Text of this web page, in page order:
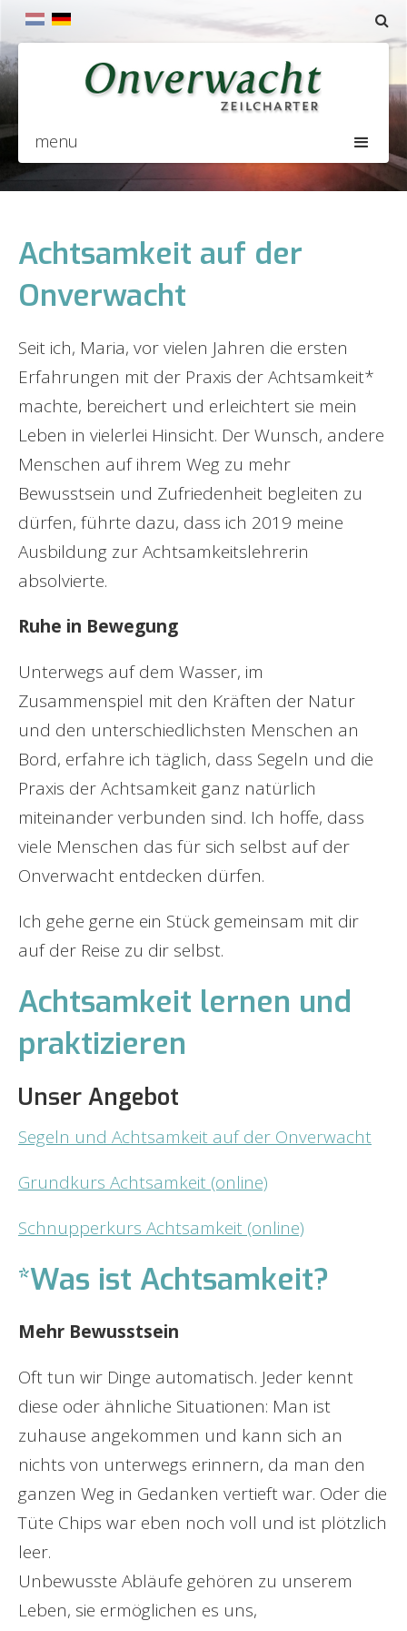
menu
Achtsamkeit auf der
Onverwacht
Seit ich, Maria, vor vielen Jahren die ersten
Erfahrungen mit der Praxis der Achtsamkeit*
machte, bereichert und erleichtert sie mein
Leben in vielerlei Hinsicht. Der Wunsch, andere
Menschen auf ihrem Weg zu mehr
Bewusstsein und Zufriedenheit begleiten zu
dürfen, führte dazu, dass ich 2019 meine
Ausbildung zur Achtsamkeitslehrerin
absolvierte.
Ruhe in Bewegung
Unterwegs auf dem Wasser, im
Zusammenspiel mit den Kräften der Natur
und den unterschiedlichsten Menschen an
Bord, erfahre ich täglich, dass Segeln und die
Praxis der Achtsamkeit ganz natürlich
miteinander verbunden sind. Ich hoffe, dass
viele Menschen das für sich selbst auf der
Onverwacht entdecken dürfen.
Ich gehe gerne ein Stück gemeinsam mit dir
auf der Reise zu dir selbst.
Achtsamkeit lernen und
praktizieren
Unser Angebot
Segeln und Achtsamkeit auf der Onverwacht
Grundkurs Achtsamkeit (online)
Schnupperkurs Achtsamkeit (online)
*Was ist Achtsamkeit?
Mehr Bewusstsein
Oft tun wir Dinge automatisch. Jeder kennt
diese oder ähnliche Situationen: Man ist
zuhause angekommen und kann sich an
nichts von unterwegs erinnern, da man den
ganzen Weg in Gedanken vertieft war. Oder die
Tüte Chips war eben noch voll und ist plötzlich
leer.
Unbewusste Abläufe gehören zu unserem
Leben, sie ermöglichen es uns,